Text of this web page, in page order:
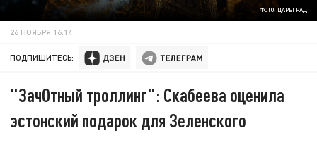
ФОТО: ЦАРЬГРАД
26 НОЯБРЯ 16:14
ПОДПИШИТЕСЬ:
"ЗачОтный троллинг": Скабеева оценила
эстонский подарок для Зеленского